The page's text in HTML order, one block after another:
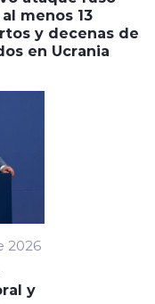
menos 13
y decenas de
en Ucrania
2026
y